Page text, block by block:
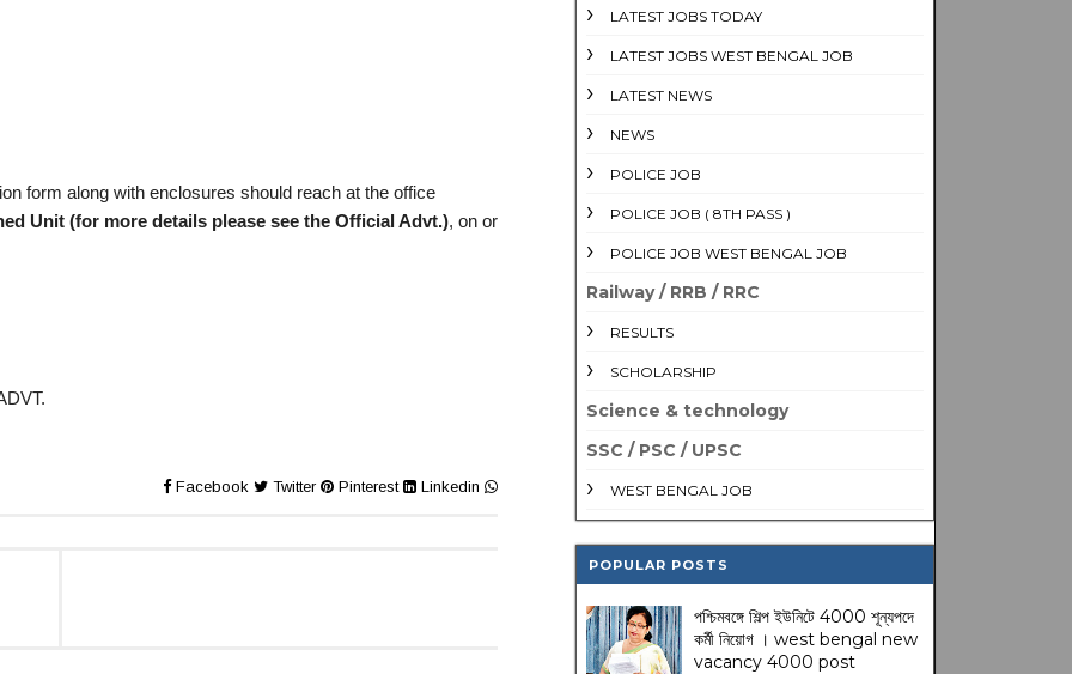
form along with enclosures should reach at the office
Unit (for more details please see the Official Advt.), on or
Facebook Twitter Pinterest Linkedin
LATEST JOBS TODAY
LATEST JOBS WEST BENGAL JOB
LATEST NEWS
NEWS
POLICE JOB
POLICE JOB ( 8TH PASS )
POLICE JOB WEST BENGAL JOB
Railway / RRB / RRC
RESULTS
SCHOLARSHIP
Science & technology
SSC / PSC / UPSC
WEST BENGAL JOB
POPULAR POSTS
পশ্চিমবঙ্গে শিল্প ইউনিটে 4000 শূন্যপদে
কর্মী নিয়োগ । west bengal new
vacancy 4000 post